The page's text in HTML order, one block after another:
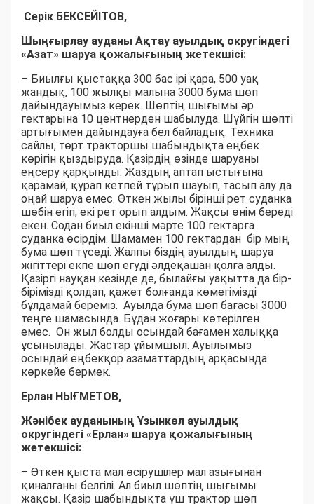
Серік БЕКСЕЙІТОВ,
Шыңғырлау ауданы Ақтау ауылдық округіндегі
«Азат» шаруа қожалығының жетекшісі:
– Биылғы қыстаққа 300 бас ірі қара, 500 уақ
жандық, 100 жылқы малына 3000 бума шөп
дайындауымыз керек. Шөптің шығымы әр
гектарына 10 центнерден шабылуда. Шүйгін шөпті
артығымен дайындауға бел байладық. Техника
сайлы, төрт тракторшы шабындықта еңбек
көрігін қыздыруда. Қазірдің өзінде шаруаны
еңсеру қарқынды. Жаздың аптап ыстығына
қарамай, қурап кетпей тұрып шауып, тасып алу да
оңай шаруа емес. Өткен жылы бірінші рет суданка
шөбін егіп, екі рет орып алдым. Жақсы өнім береді
екен. Содан биыл екінші мәрте 100 гектарға
суданка өсірдім. Шамамен 100 гектардан бір мың
бума шөп түседі. Жалпы біздің ауылдың шаруа
жігіттері екпе шөп егуді әлдеқашан қолға алды.
Қазіргі науқан кезінде де, былайғы уақытта да бір-
бірімізді қолдап, қажет болғанда көмегімізді
бұлдамай береміз. Ауылда бума шөп бағасы 3000
теңге шамасында. Бұдан жоғары көтерілген
емес. Он жыл болды осындай бағамен халыққа
ұсынылады. Жастар ұйымшыл. Ауылымыз
осындай еңбекқор азаматтардың арқасында
көркейе бермек.
Ерлан НЫҒМЕТОВ,
Жәнібек ауданының Ұзынкөл ауылдық
округіндегі «Ерлан» шаруа қожалығының
жетекшісі:
– Өткен қыста мал өсірушілер мал азығынан
қиналғаны белгілі. Ал биыл шөптің шығымы
жақсы. Қазір шабындықта үш трактор шөп